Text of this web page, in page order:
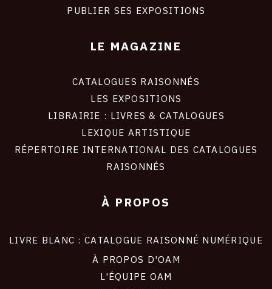
PUBLIER SES EXPOSITIONS
LE MAGAZINE
CATALOGUES RAISONNÉS
LES EXPOSITIONS
LIBRAIRIE : LIVRES & CATALOGUES
LEXIQUE ARTISTIQUE
RÉPERTOIRE INTERNATIONAL DES CATALOGUES
RAISONNÉS
À PROPOS
LIVRE BLANC : CATALOGUE RAISONNÉ NUMÉRIQUE
À PROPOS D'OAM
L'ÉQUIPE OAM